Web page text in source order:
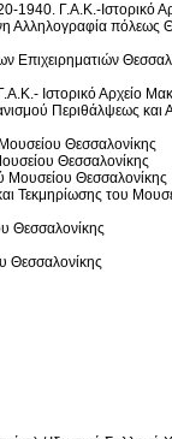
1940. Γ.Α.Κ.-
Αλληλογραφία πόλεως
Επιχειρηματιών
Ιστορικό
Περιθάλψεως
Θεσσαλονίκης
Θεσσαλονίκης
Μουσείου Θεσσαλονίκης
Τεκμηρίωσης του
Θεσσαλονίκης
Θεσσαλονίκης